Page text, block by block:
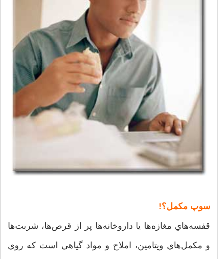
سوپ مكمل؟!
قفسه‌هاي مغازه‌ها يا داروخانه‌ها پر از قرص‌ها، شربت‌ها
و مكمل‌هاي ويتامين، املاح و مواد گياهي است كه روي